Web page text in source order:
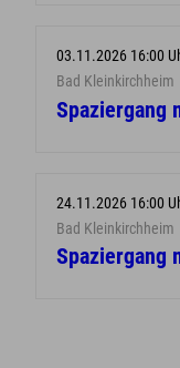
03.11.2026 16:00
Bad Kleinkirchheim
Spaziergang
24.11.2026 16:00
Bad Kleinkirchheim
Spaziergang